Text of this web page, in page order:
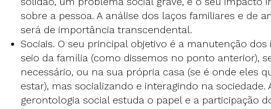
sobre a pessoa. A análise dos laços familiares e de
será de importância transcendental.
Sociais. O seu principal objetivo é a manutenção dos
seio da família (como dissemos no ponto anterior),
necessário, ou na sua própria casa (se é onde eles
estar), mas socializando e interagindo na sociedade.
gerontologia social estuda o papel e a participação